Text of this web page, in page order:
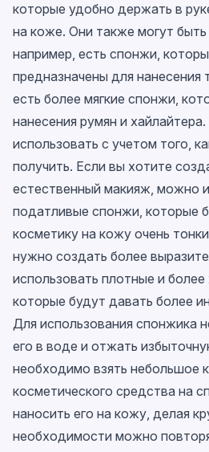
которые удобно держать в
на коже. Они также могут быть
например, есть спонжи,
предназначены для нанесения
есть более мягкие спонжи,
нанесения румян и
использовать с учетом того,
получить. Если вы хотите
естественный макияж, можно
податливые спонжи, которые
косметику на кожу очень
нужно создать более
использовать плотные и
которые будут давать более
Для использования спонжика
его в воде и отжать
необходимо взять небольшое
косметического средства на
наносить его на кожу, делая
необходимости можно